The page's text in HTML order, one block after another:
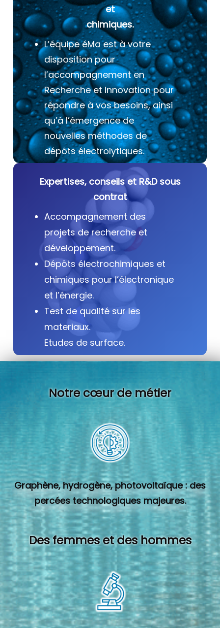
et
chimiques.
L’équipe éMa est à votre
disposition pour
l’accompagnement en
Recherche et Innovation pour
répondre à vos besoins, ainsi
qu’à l’émergence de
nouvelles méthodes de
dépôts électrolytiques.
Expertises, conseils et R&D sous
contrat
Accompagnement des
projets de recherche et
développement.
Dépôts électrochimiques et
chimiques pour l’électronique
et l’énergie.
Test de qualité sur les
materiaux.
Etudes de surface.
Notre cœur de métier
Graphène, hydrogène, photovoltaïque : des
percées technologiques majeures.
Des femmes et des hommes